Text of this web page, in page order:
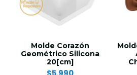
Molde Corazón
Geométrico Silicona
20[cm]